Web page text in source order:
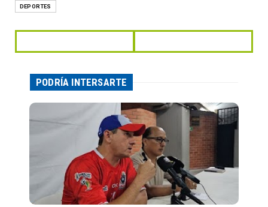
DEPORTES
PODRÍA INTERSARTE